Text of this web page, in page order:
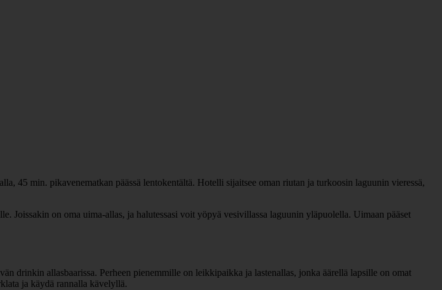
45 min. pikavenematkan päässä lentokentältä. Hotelli sijaitsee oman riutan ja turkoosin laguunin vieressä,
Joissakin on oma uima-allas, ja halutessasi voit yöpyä vesivillassa laguunin yläpuolella. Uimaan pääset
drinkin allasbaarissa. Perheen pienemmille on leikkipaikka ja lastenallas, jonka äärellä lapsille on omat
ja käydä rannalla kävelyllä.